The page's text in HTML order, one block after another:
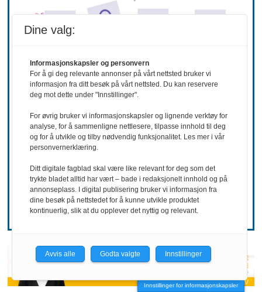
REKRUTTERING
Ønsker mer
hemmelighold
Innstillinger for informasjonskapsler
Dine valg:
Informasjonskapsler og personvern
For å gi deg relevante annonser på vårt nettsted bruker vi
informasjon fra ditt besøk på vårt nettsted. Du kan reservere
deg mot dette under "Innstillinger".
For øvrig bruker vi informasjonskapsler og lignende verktøy for
analyse, for å sammenligne nettlesere, tilpasse innhold til deg
og for å utvikle og tilby nødvendig funksjonalitet. Les mer i vår
personvernerklæring.
Ditt digitale fagblad skal være like relevant for deg som det
trykte bladet alltid har vært – bade i redaksjonelt innhold og på
annonseplass. I digital publisering bruker vi informasjon fra
dine besøk på nettstedet for å kunne utvikle produktet
kontinuerlig, slik at du opplever det nyttig og relevant.
Avvis alle Godta valgte Innstillinger